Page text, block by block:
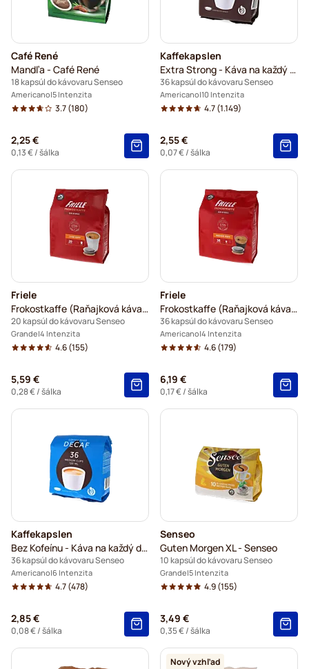
Café René
Mandľa - Café René
18 kapsúl do kávovaru Senseo
Americano 5 Intenzita
3.7(180)
2,25 €
0,13 €/ šálka
Kaffekapslen
Extra Strong - Káva na každý deň
36 kapsúl do kávovaru Senseo
Americano 10 Intenzita
4.7(1.149)
2,55 €
0,07 €/ šálka
Friele
Frokostkaffe (Raňajková káva) XL - Friele
20 kapsúl do kávovaru Senseo
Grande 4 Intenzita
4.6(155)
5,59 €
0,28 €/ šálka
Friele
Frokostkaffe (Raňajková káva) - Friele
36 kapsúl do kávovaru Senseo
Americano 4 Intenzita
4.6(179)
6,19 €
0,17 €/ šálka
Kaffekapslen
Bez Kofeínu - Káva na každý deň
36 kapsúl do kávovaru Senseo
Americano 6 Intenzita
4.7(478)
2,85 €
0,08 €/ šálka
Senseo
Guten Morgen XL - Senseo
10 kapsúl do kávovaru Senseo
Grande 5 Intenzita
4.9(155)
3,49 €
0,35 €/ šálka
Nový vzhľad